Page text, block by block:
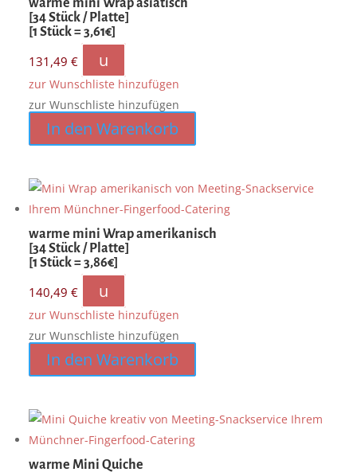
warme mini Wrap asiatisch
[34 Stück / Platte]
[1 Stück = 3,61€]
131,49€ u
zur Wunschliste hinzufügen
zur Wunschliste hinzufügen
In den Warenkorb
warme mini Wrap amerikanisch
[34 Stück / Platte]
[1 Stück = 3,86€]
140,49€ u
zur Wunschliste hinzufügen
zur Wunschliste hinzufügen
In den Warenkorb
warme Mini Quiche